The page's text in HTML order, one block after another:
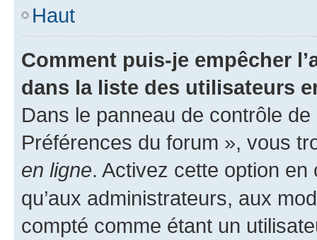
Haut
Comment puis-je empêcher
dans la liste des utilisateurs
Dans le panneau de contrôle
Préférences du forum », vous
en ligne. Activez cette option
qu’aux administrateurs, aux
compté comme étant un